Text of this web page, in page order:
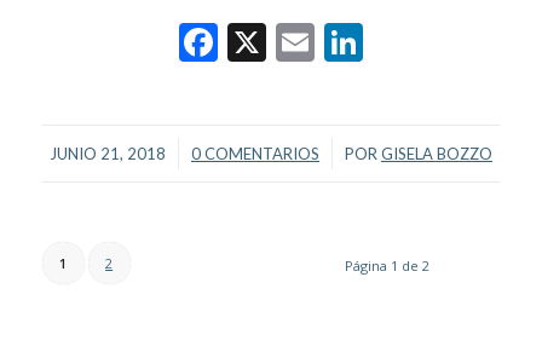
Facebook
X EmailLinkedIn
JUNIO 21, 2018
/ 0 COMENTARIOS
/ POR GISELA BOZZO
Página 1 de 2
1 2